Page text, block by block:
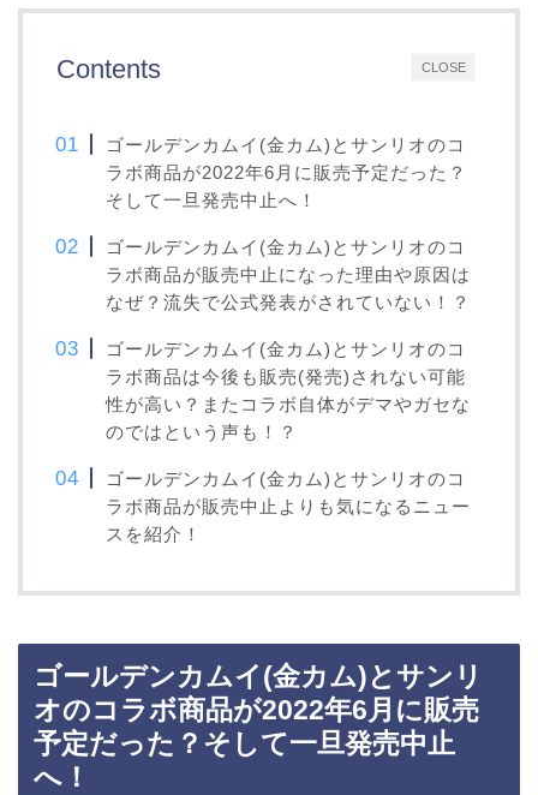
CLOSE
Contents
ゴールデンカムイ(金カム)とサンリオのコ
ラボ商品が2022年6月に販売予定だった？
そして一旦発売中止へ！
ゴールデンカムイ(金カム)とサンリオのコ
ラボ商品が販売中止になった理由や原因は
なぜ？流失で公式発表がされていない！？
ゴールデンカムイ(金カム)とサンリオのコ
ラボ商品は今後も販売(発売)されない可能
性が高い？またコラボ自体がデマやガセな
のではという声も！？
ゴールデンカムイ(金カム)とサンリオのコ
ラボ商品が販売中止よりも気になるニュー
スを紹介！
ゴールデンカムイ(金カム)とサンリ
オのコラボ商品が2022年6月に販売
予定だった？そして一旦発売中止
へ！